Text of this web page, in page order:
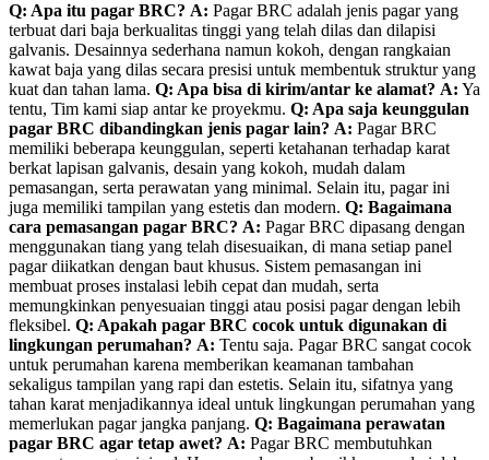
Q: Apa itu pagar BRC? A: Pagar BRC adalah jenis pagar yang
terbuat dari baja berkualitas tinggi yang telah dilas dan dilapisi
galvanis. Desainnya sederhana namun kokoh, dengan rangkaian
kawat baja yang dilas secara presisi untuk membentuk struktur yang
kuat dan tahan lama. Q: Apa bisa di kirim/antar ke alamat? A: Ya
tentu, Tim kami siap antar ke proyekmu. Q: Apa saja keunggulan
pagar BRC dibandingkan jenis pagar lain? A: Pagar BRC
memiliki beberapa keunggulan, seperti ketahanan terhadap karat
berkat lapisan galvanis, desain yang kokoh, mudah dalam
pemasangan, serta perawatan yang minimal. Selain itu, pagar ini
juga memiliki tampilan yang estetis dan modern. Q: Bagaimana
cara pemasangan pagar BRC? A: Pagar BRC dipasang dengan
menggunakan tiang yang telah disesuaikan, di mana setiap panel
pagar diikatkan dengan baut khusus. Sistem pemasangan ini
membuat proses instalasi lebih cepat dan mudah, serta
memungkinkan penyesuaian tinggi atau posisi pagar dengan lebih
fleksibel. Q: Apakah pagar BRC cocok untuk digunakan di
lingkungan perumahan? A: Tentu saja. Pagar BRC sangat cocok
untuk perumahan karena memberikan keamanan tambahan
sekaligus tampilan yang rapi dan estetis. Selain itu, sifatnya yang
tahan karat menjadikannya ideal untuk lingkungan perumahan yang
memerlukan pagar jangka panjang. Q: Bagaimana perawatan
pagar BRC agar tetap awet? A: Pagar BRC membutuhkan